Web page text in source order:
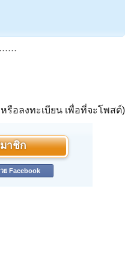
รือลงทะเบียน เพื่อที่จะโพสต์)
าชิก
ย Facebook